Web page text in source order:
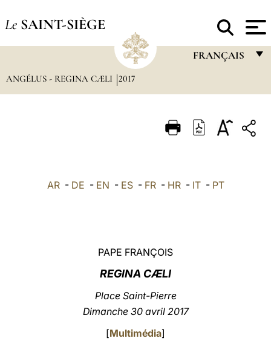
Le SAINT-SIÈGE
FRANÇAIS
ITALIANO
ANGÉLUS - REGINA CÆLI 2017
AR- DE - EN - ES- FR- HR- IT- PT
PAPE FRANÇOIS
REGINA CÆLI
Place Saint-Pierre
Dimanche 30 avril 2017
[Multimédia]